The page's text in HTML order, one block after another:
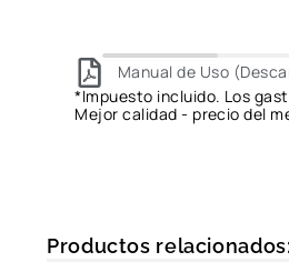
Manual de Uso
*Impuesto incluido. Los
Mejor calidad - precio del
Productos relacionados: